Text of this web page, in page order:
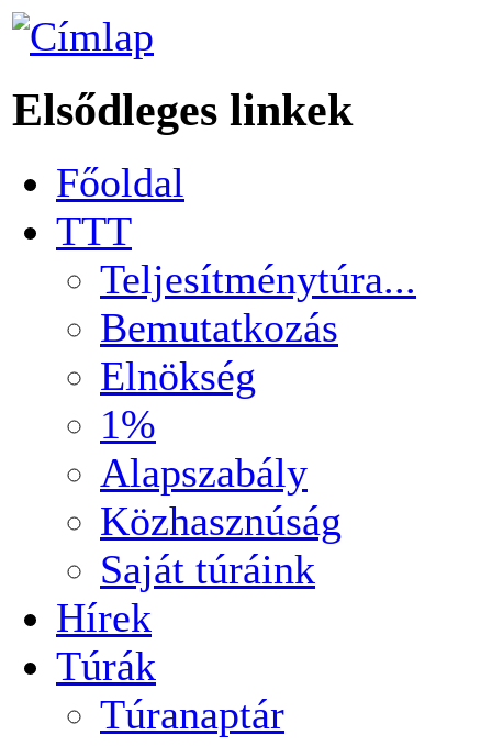
Elsődleges linkek
Főoldal
TTT
Teljesítménytúra...
Bemutatkozás
Elnökség
1%
Alapszabály
Közhasznúság
Saját túráink
Hírek
Túrák
Túranaptár